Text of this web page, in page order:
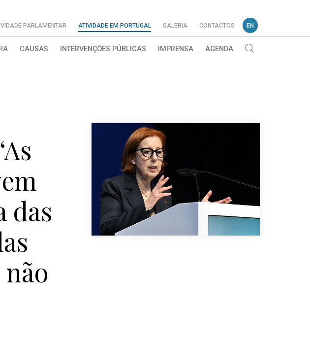
PARLAMENTAR ATIVIDADE EM PORTUGAL GALERIA CONTACTOS EN
CAUSAS INTERVENÇÕES PÚBLICAS IMPRENSA AGENDA
das